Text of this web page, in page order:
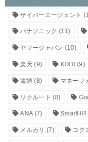
サイバーエージェント
パナソニック (11)
ヤフージャパン (10)
楽天 (9) KDDI (9)
電通 (8) マネーフ
リクルート (8)
ANA(7) SmartHR
メルカリ (7) コク